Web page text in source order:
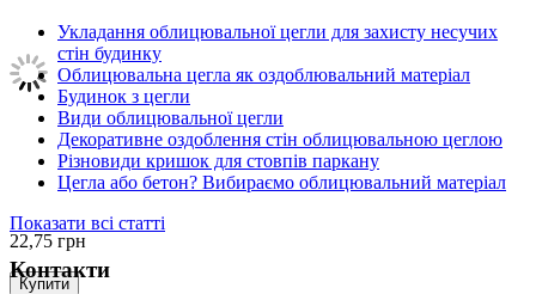
22,75 грн
Купити
Укладання облицювальної цегли для захисту несучих
стін будинку
Облицювальна цегла як оздоблювальний матеріал
Будинок з цегли
Види облицювальної цегли
Декоративне оздоблення стін облицювальною цеглою
Різновиди кришок для стовпів паркану
Цегла або бетон? Вибираємо облицювальний матеріал
Показати всі статті
Контакти